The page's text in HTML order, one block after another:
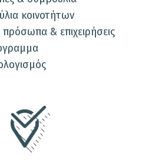
κοινοτήτων
πρόσωπα & επιχειρήσεις